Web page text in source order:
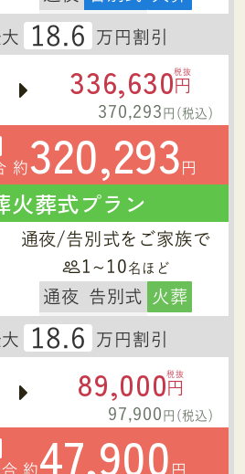
18.6 万円割引
336,630税抜
円
370,293 円(税込)
約 320,293 円
火葬式プラン
通夜/告別式をご家族で
1~10 名ほど
通夜 告別式 火葬
18.6 万円割引
89,000税抜
円
97,900 円(税込)
約47,900 円